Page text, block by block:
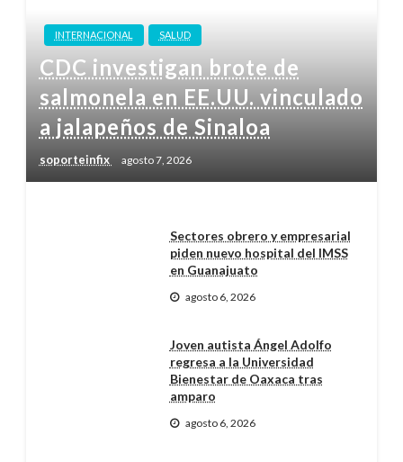
INTERNACIONAL SALUD
CDC investigan brote de
salmonela en EE.UU. vinculado
a jalapeños de Sinaloa
soporteinfix agosto 7, 2026
Sectores obrero y empresarial
piden nuevo hospital del IMSS
en Guanajuato
agosto 6, 2026
Joven autista Ángel Adolfo
regresa a la Universidad
Bienestar de Oaxaca tras
amparo
agosto 6, 2026